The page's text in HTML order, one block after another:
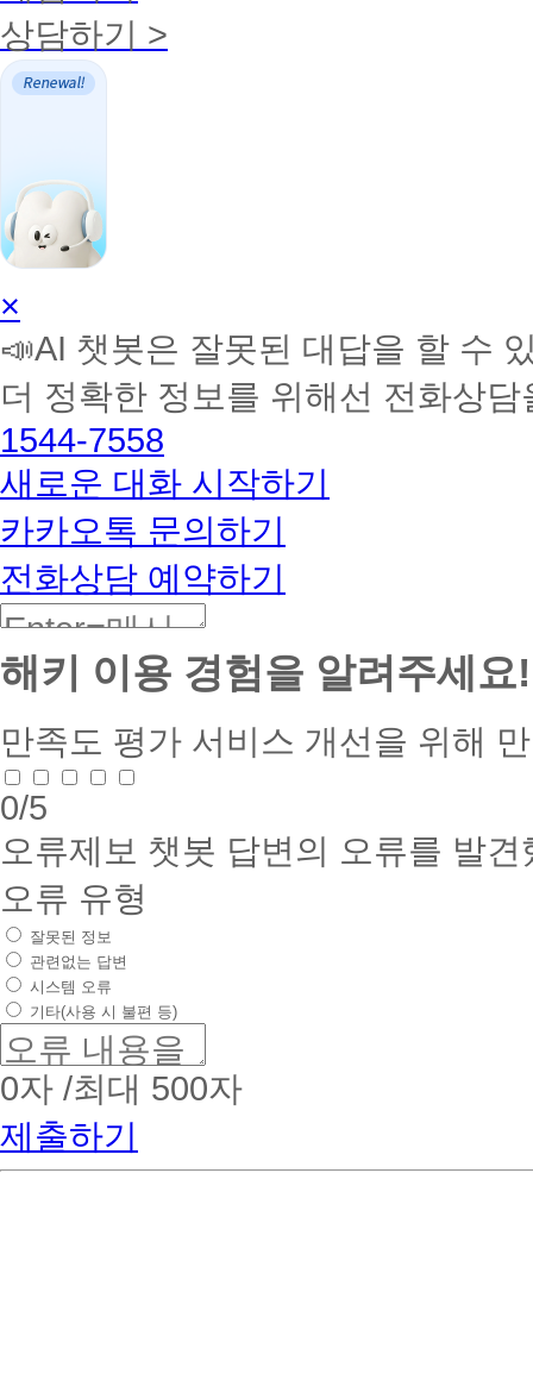
상담하기 >
AI
학
습
토
커
BETA
×
📣AI 챗봇은 잘못된 대답을 할 수
더 정확한 정보를 위해선 전화상
1544-7558
새로운 대화 시작하기
카카오톡 문의하기
전화상담 예약하기
해키 이용 경험을 알려주세요!
만족도 평가 서비스 개선을 위해
0/5
오류제보 챗봇 답변의 오류를 발
오류 유형
잘못된 정보
관련없는 답변
시스템 오류
기타(사용 시 불편 등)
0자 /최대 500자
제출하기